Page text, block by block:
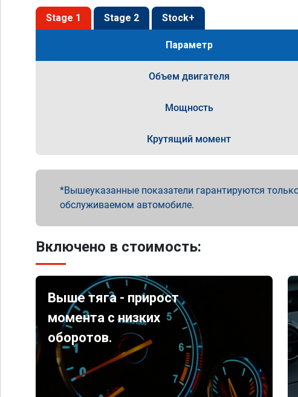
Stage 1 Stage 2 Stock+
Параметр
Объем двигателя
Мощность
Крутящий момент
Вышеуказанные показатели гарантируются
обслуживаемом автомобиле.
Включено в стоимость:
Выше тяга - прирост
момента с низких
оборотов.